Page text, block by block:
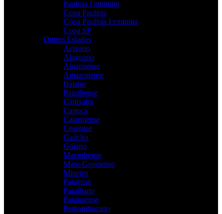
Paulista Feminino
Copa Paulista
Copa Paulista Feminina
Copa SP
Outros Estados
Acreano
Alagoano
Amapaense
Amazonense
Baiano
Brasiliense
Capixaba
Carioca
Catarinense
Cearense
Gaúcho
Goiano
Maranhense
Mato-Grossense
Mineiro
Paraense
Paraibano
Paranaense
Pernambucano